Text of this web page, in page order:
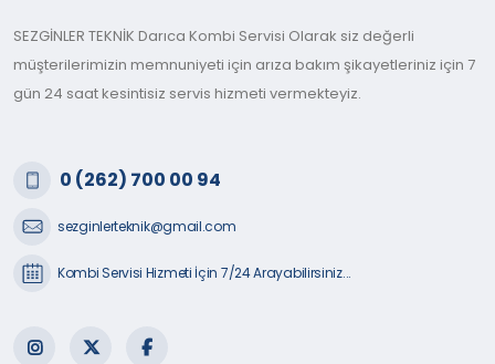
SEZGİNLER TEKNİK Darıca Kombi Servisi Olarak siz değerli
müşterilerimizin memnuniyeti için arıza bakım şikayetleriniz için 7
gün 24 saat kesintisiz servis hizmeti vermekteyiz.
0 (262) 700 00 94
sezginlerteknik@gmail.com
Kombi Servisi Hizmeti İçin 7/24 Arayabilirsiniz...